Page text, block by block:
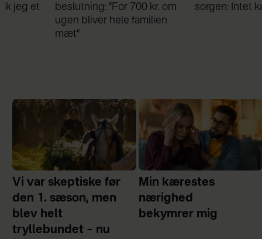
beslutning: ”For 700 kr. om
ugen bliver hele familien
sorgen: Intet kan skille os
Vi var skeptiske før
den 1. sæson, men
blev helt
tryllebundet – nu
Min kærestes
nærighed
bekymrer mig